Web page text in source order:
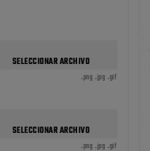
SELECCIONAR ARCHIVO
.png .jpg .gif
SELECCIONAR ARCHIVO
.png .jpg .gif